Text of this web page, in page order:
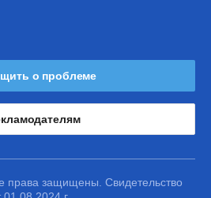
о проблеме
права защищены. Свидетельство